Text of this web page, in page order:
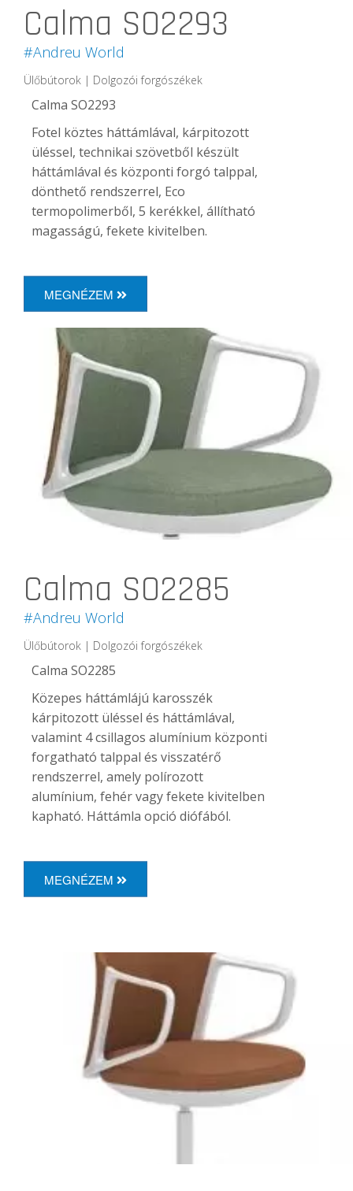
Calma SO2293
#Andreu World
Ülőbútorok | Dolgozói forgószékek
Calma SO2293
Fotel köztes háttámlával, kárpitozott
üléssel, technikai szövetből készült
háttámlával és központi forgó talppal,
dönthető rendszerrel, Eco
termopolimerből, 5 kerékkel, állítható
magasságú, fekete kivitelben.
MEGNÉZEM
Calma SO2285
#Andreu World
Ülőbútorok | Dolgozói forgószékek
Calma SO2285
Közepes háttámlájú karosszék
kárpitozott üléssel és háttámlával,
valamint 4 csillagos alumínium központi
forgatható talppal és visszatérő
rendszerrel, amely polírozott
alumínium, fehér vagy fekete kivitelben
kapható. Háttámla opció diófából.
MEGNÉZEM